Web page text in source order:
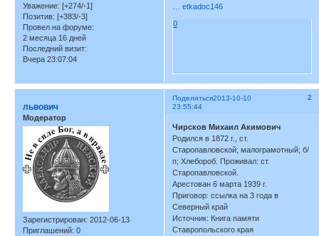
Уважение: [+274/-1]
Позитив: [+383/-3]
Провел на форуме:
2 месяца 16 дней
Последний визит:
Вчера 23:07:04
… etkadoc146
0
Поделиться 2
2013-10-10
23:55:44
львович
Модератор
Зарегистрирован: 2012-06-13
Приглашений: 0
Чирсков Михаил Акимович
Родился в 1872 г., ст.
Старопавловской; малограмотный; б/
п; Хлебороб. Проживал: ст.
Старопавловской.
Арестован 6 марта 1939 г.
Приговор: ссылка на 3 года в
Северный край
Источник: Книга памяти
Ставропольского края